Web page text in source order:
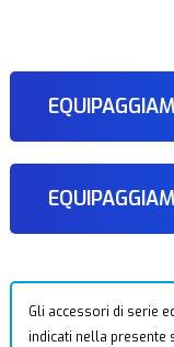
Gli accessori di serie
indicati nella presente